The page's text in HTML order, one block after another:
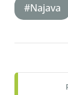
#Najava